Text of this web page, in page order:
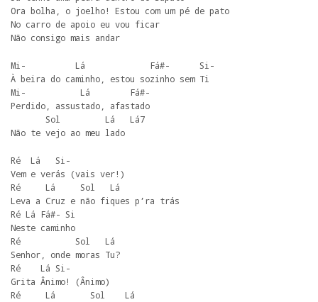
Ora bolha, o joelho! Estou com um pé de pato
No carro de apoio eu vou ficar
Não consigo mais andar
Mi-          Lá             Fá#-      Si-
À beira do caminho, estou sozinho sem Ti
Mi-           Lá        Fá#-
Perdido, assustado, afastado
Não te vejo ao meu lado
Ré  Lá   Si-
Vem e verás (vais ver!)
Ré     Lá     Sol   Lá
Leva a Cruz e não fiques p’ra trás
Ré Lá Fá#- Si
Neste caminho
Ré           Sol   Lá
Senhor, onde moras Tu?
Ré    Lá Si-
Grita Ânimo! (Ânimo)
Ré     Lá       Sol    Lá